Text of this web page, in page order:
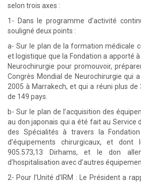
selon trois axes :
1- Dans le programme d’activité
souligné deux points :
a- Sur le plan de la formation médicale
et logistique que la Fondation a apporté
Neurochirurgie pour promouvoir,
Congrès Mondial de Neurochirurgie qui
2005 à Marrakech, et qui a réuni plus de
de 149 pays.
b- Sur le plan de l’acquisition des
au don japonais qui a été fait au Service
des Spécialités à travers la
d’équipements chirurgicaux, et dont
905.573,13 Dirhams, et le don
d’hospitalisation avec d’autres
2- Pour l’Unité d’IRM : Le Président a